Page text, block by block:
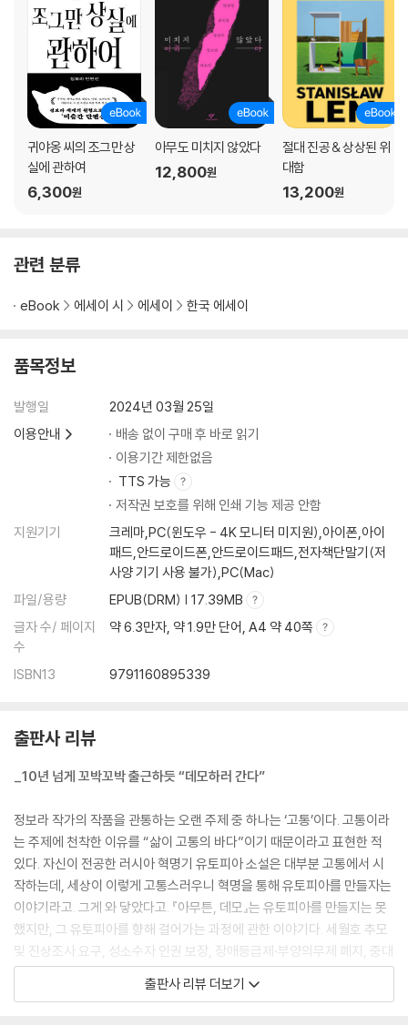
귀야옹 씨의 조그만 상
실에 관하여
6,300원
아무도 미치지 않았다
12,800원
절대 진공 & 상상된 위
대함
13,200원
관련 분류
eBook 에세이 시 에세이 한국 에세이
품목정보
발행일
2024년 03월 25일
이용안내
배송 없이 구매 후 바로 읽기
이용기간 제한없음
TTS 가능
저작권 보호를 위해 인쇄 기능 제공 안함
지원기기
크레마,PC(윈도우 - 4K 모니터 미지원),아이폰,아이
패드,안드로이드폰,안드로이드패드,전자책단말기(저
사양 기기 사용 불가),PC(Mac)
파일/용량
EPUB(DRM) | 17.39MB
글자 수/ 페이지
수
약 6.3만자, 약 1.9만 단어, A4 약 40쪽
ISBN13 9791160895339
출판사 리뷰
_10년 넘게 꼬박꼬박 출근하듯 “데모하러 간다”
정보라 작가의 작품을 관통하는 오랜 주제 중 하나는 ‘고통’이다. 고통이라
는 주제에 천착한 이유를 “삶이 고통의 바다”이기 때문이라고 표현한 적
있다. 자신이 전공한 러시아 혁명기 유토피아 소설은 대부분 고통에서 시
작하는데, 세상이 이렇게 고통스러우니 혁명을 통해 유토피아를 만들자는
이야기라고. 그게 와 닿았다고. 『아무튼, 데모』는 유토피아를 만들지는 못
했지만, 그 유토피아를 향해 걸어가는 과정에 관한 이야기다. 세월호 추모
및 진상조사 요구, 성소수자 인권 보장, 장애등급제·부양의무제 폐지, 중대
재해기업처벌법, 해고노동자 복직, 차별금지법 등을 지지하는 집회나 시
위에 열심히 참가해온 작가의 기록이 빼곡 담겨 있다. 10년 넘게 꼬박꼬박
출판사 리뷰 더보기